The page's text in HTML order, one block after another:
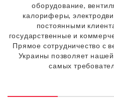
оборудование,
калориферы,
постоянными
государственные и
Прямое сотрудничество с
Украины позволяет
самых